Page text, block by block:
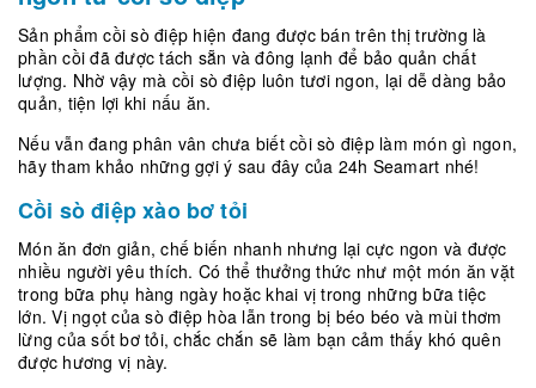
Sản phẩm cồi sò điệp hiện đang được bán trên thị trường là
phần cồi đã được tách sẵn và đông lạnh để bảo quản chất
lượng. Nhờ vậy mà cồi sò điệp luôn tươi ngon, lại dễ dàng bảo
quản, tiện lợi khi nấu ăn.
Nếu vẫn đang phân vân chưa biết cồi sò điệp làm món gì ngon,
hãy tham khảo những gợi ý sau đây của 24h Seamart nhé!
Cồi sò điệp xào bơ tỏi
Món ăn đơn giản, chế biến nhanh nhưng lại cực ngon và được
nhiều người yêu thích. Có thể thưởng thức như một món ăn vặt
trong bữa phụ hàng ngày hoặc khai vị trong những bữa tiệc
lớn. Vị ngọt của sò điệp hòa lẫn trong bị béo béo và mùi thơm
lừng của sốt bơ tỏi, chắc chắn sẽ làm bạn cảm thấy khó quên
được hương vị này.